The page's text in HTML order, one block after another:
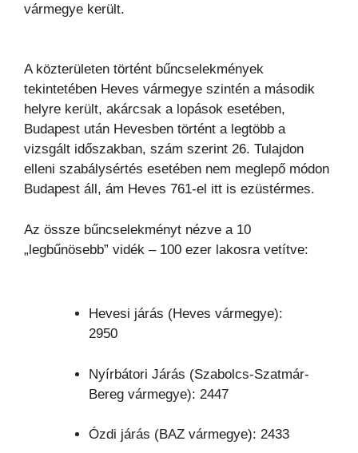
vármegye került.
A közterületen történt bűncselekmények
tekintetében Heves vármegye szintén a második
helyre került, akárcsak a lopások esetében,
Budapest után Hevesben történt a legtöbb a
vizsgált időszakban, szám szerint 26. Tulajdon
elleni szabálysértés esetében nem meglepő módon
Budapest áll, ám Heves 761-el itt is ezüstérmes.
Az össze bűncselekményt nézve a 10
„legbűnösebb” vidék – 100 ezer lakosra vetítve:
Hevesi járás (Heves vármegye):
2950
Nyírbátori Járás (Szabolcs-Szatmár-
Bereg vármegye): 2447
Ózdi járás (BAZ vármegye): 2433